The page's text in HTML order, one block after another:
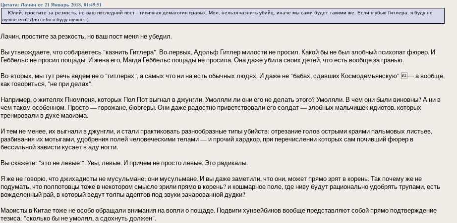
Цитата: Лачин от 21 Январь 2018, 01:49:51
Юлий, простите за резкость, но ваш последний пост - типичная демагогия правых. Мол, нельзя казнить убийц, иначе мы сами будет такими же. Если я убью Гитлера, я буду не
лучше его? Для себя я буду лучше.-).
Лачин, простите за резкость, но ваш пост меня не убедил.
Вы утверждаете, что собираетесь "казнить Гитлера". Во-первых, Адольф Гитлер милости не просил. Какой бы не был злобный психопат фюрер. И
Геббельс не просил пощады. И жена его, Магда Геббельс пощады не просила. Она даже убила своих детей, что есть вообще за гранью.
Во-вторых, мы тут речь ведем не о "гитлерах", а самых что ни на есть обычных людях. И даже не "бабах, сдавших Космодемьянскую" — а вообще,
как говориться, "не при делах".
Например, о жителях Пномпеня, которых Пол Пот выгнал в джунгли. Умоляли ли они его не делать этого? Умоляли. В чем они были виновны? А ни в
чем таком особенном. Просто — горожане, бюргеры. Они даже радостно приветствовали его солдат — злобных мальчишек идиотов, которых
тренировали в духе маоизма.
И тем не менее, их выгнали в джунгли, и стали практиковать разнообразные типы убийств: отрезание голов острыми краями пальмовых листьев,
разбивания их мотыгами, удобрения полей человеческими телами — и прочий хардкор, при перечислении которых сам почивший фюрер в
бессильной зависти кусает в аду ногти.
Вы скажете: "это не левые!". Увы, левые. И причем не просто левые. Это радикалы.
Я же не говорю, что джихадисты не мусульмане; они мусульмане. И вы даже заметили, что они, может прямо зрят в корень. Так почему же не
подумать, что полпотовцы тоже в некотором смысле зрили прямо в корень? и кошмарное поле, где ниву будут рационально удобрять трупами, есть
вожделенный рай, в который ведут толпы адептов под звуки зачарованной дудки?
Маоисты в Китае тоже не особо обращали внимания на вопли о пощаде. Подвиги хунвейбинов вообще представляют собой прямо подтверждение
тезиса: "сколько бы не умолял, а сдохнуть должен".